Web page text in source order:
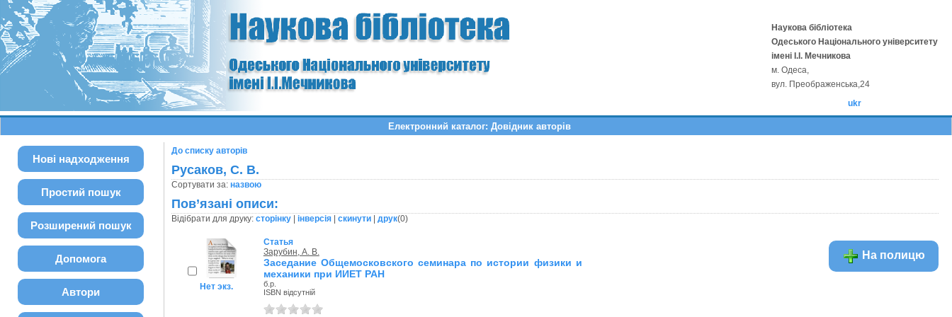
Наукова бібліотека
Одеського Національного університету
імені І.І. Мечникова
м. Одеса,
вул. Преображенська,24
ukr
Електронний каталог: Довідник авторів
Нові надходження
Простий пошук
Розширений пошук
Допомога
Автори
До списку авторів
Русаков, С. В.
Сортувати за: назвою
Пов’язані описи:
Відібрати для друку: сторінку| інверсія| скинути| друк(0)
Нет экз.
Статья
Зарубин, А. В.
Заседание Общемосковского семинара по истории физики и
механики при ИИЕТ РАН
б.р.
ISBN відсутній
На полицю